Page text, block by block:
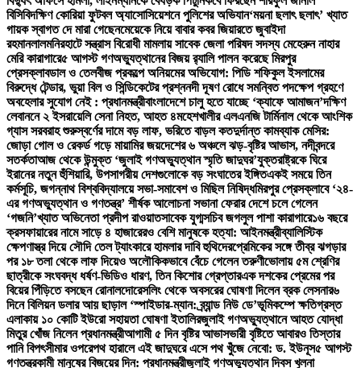
বিসিবিদক্ষিণ কোরিয়া ফুটবল অ্যাসোসিয়েশনে পুলিশের অভিযান‘ময়না ছলাৎ ছলাৎ’ খ্যাত
গায়ক স্বাগত দে মারা গেছেনমেয়েকে নিয়ে বাবার কবর জিয়ারতে জুবাইদা
রহমানলালমনিরহাটে সন্ত্রাস বিরোধী মামলায় সাবেক জেলা পরিষদ সদস্য মেহেরুন নাহার
মেরি কারাগারে৫ আগস্ট গণঅভ্যুত্থানের বিজয় র‍্যালি পালন করেছে মিরপুর
প্রেসক্লাবডাল ও তেলবীজ প্রকল্পে অনিয়মের অভিযোগ: পিডি শফিকুল ইসলামের
বিরুদ্ধে টেন্ডার, ভুয়া বিল ও সিন্ডিকেটের প্রশ্ননদী দূষণ রোধে সমন্বিত পদক্ষেপ গ্রহণে
অবহেলার সুযোগ নেই : প্রধানমন্ত্রীবাংলাদেশে চালু হতে যাচ্ছে ‘ক্যাফে আমাজন’দক্ষিণ
লেবাননে ২ ইসরায়েলি সেনা নিহত, আহত ৪মহেশখালীর এলএনজি টার্মিনাল থেকে আংশিক
গ্যাস সরবরাহ শুরুস্বর্ণের দামে বড় লাফ, ভরিতে বাড়ল কতদুর্দান্ত কামব্যাক মেসির:
জোড়া গোল ও রেকর্ড গড়ে মায়ামির জয়দেশের ৬ অঞ্চলে ঝড়-বৃষ্টির আভাস, নদীবন্দরে
সতর্কতাআজ থেকে উন্মুক্ত ‘জুলাই গণঅভ্যুত্থান স্মৃতি জাদুঘর’যুক্তরাষ্ট্রকে ঘিরে
ইরানের নতুন হুঁশিয়ারি, উপসাগরীয় দেশগুলোকে বড় সংঘাতের ইঙ্গিতএকই সময়ে তিন
কর্মসূচি, জগন্নাথ বিশ্ববিদ্যালয়ে সভা-সমাবেশ ও মিছিল নিষিদ্ধমিরপুর প্রেসক্লাবে ‘২৪-
এর গণঅভ্যুত্থান ও গণতন্ত্র’ শীর্ষক আলোচনা সভানা ফেরার দেশে চলে গেলেন
‘গজনি’খ্যাত অভিনেতা প্রদীপ রাওয়াতসাবেক যুগ্মসচিব জগলুল পাশা কারাগারে১৬ বছরে
ক্রসফায়ারের নামে সাড়ে ৪ হাজারেরও বেশি মানুষকে হত্যা: আইনমন্ত্রীব্যালিস্টিক
ক্ষেপণাস্ত্র দিয়ে সৌদি তেল ট্যাংকারে হামলার দাবি হুথিদেরপ্রেমিকের সঙ্গে তীব্র ঝগড়ার
পর ১৮ তলা থেকে লাফ দিয়েও অলৌকিকভাবে বেঁচে গেলেন তরুণীভোলায় ৫ম শ্রেণির
ছাত্রীকে সংঘবদ্ধ ধর্ষণ-ভিডিও ধারণ, তিন কিশোর গ্রেপ্তারএক দশকের প্রেমের পর
বিয়ের পিঁড়িতে বসছেন রোনালদোরেসলিং থেকে অবসরের ঘোষণা দিলেন ব্রক লেসনার৬
দিনে বিলিয়ন ডলার আয় ছাড়াল ‘স্পাইডার-ম্যান: ব্র্যান্ড নিউ ডে’ভূমিকম্পে ক্ষতিগ্রস্ত
এলাকায় ১০ কোটি ইউরো সহায়তা ঘোষণা ইতালিরজুলাই গণঅভ্যুত্থানে আহত যোদ্ধা
মিতুর খোঁজ নিলেন প্রধানমন্ত্রীআগামী ৫ দিন বৃষ্টির আভাসভারী বৃষ্টিতে আবারও তিস্তার
পানি বিপৎসীমার ওপরেপথ হারালে এই জাদুঘরে এসে পথ খুঁজে নেবো: ড. ইউনূস৫ আগস্ট
গণতন্ত্রকামী মানুষের বিজয়ের দিন: প্রধানমন্ত্রীজুলাই গণঅভ্যুত্থান দিবস খুলনা